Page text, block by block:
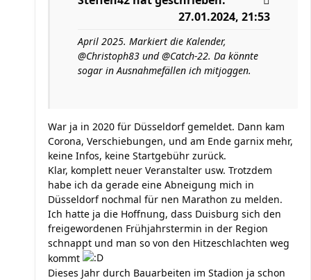
27.01.2024, 21:53
April 2025. Markiert die Kalender,
@Christoph83 und @Catch-22. Da könnte
sogar in Ausnahmefällen ich mitjoggen.
War ja in 2020 für Düsseldorf gemeldet. Dann kam
Corona, Verschiebungen, und am Ende garnix mehr,
keine Infos, keine Startgebühr zurück.
Klar, komplett neuer Veranstalter usw. Trotzdem
habe ich da gerade eine Abneigung mich in
Düsseldorf nochmal für nen Marathon zu melden.
Ich hatte ja die Hoffnung, dass Duisburg sich den
freigewordenen Frühjahrstermin in der Region
schnappt und man so von den Hitzeschlachten weg
kommt
Dieses Jahr durch Bauarbeiten im Stadion ja schon